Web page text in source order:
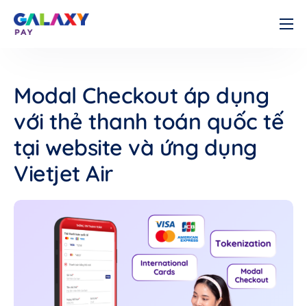
Về chúng tôi
Tài liệu
Liên hệ
Modal Checkout áp dụng
với thẻ thanh toán quốc tế
tại website và ứng dụng
Vietjet Air